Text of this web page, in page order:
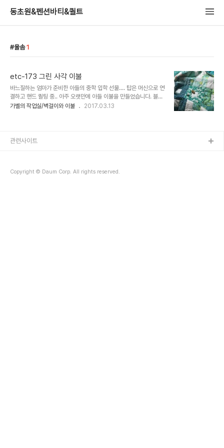
동초원&펜션바티&퀼트
울솜 1
etc-173 그린 사각 이불
바느질하는 엄마가 준비한 아들의 중학 입학 선물.... 탑은 머신으로 연
결하고 핸드 퀼팅 중.. 아주 오랫만에 아들 이불을 만들었습니다. 블럭
하나당 크기는 7.5인치입니다. 완성 크기는 186센티*167센티... 무
가벨의 작업실/벽걸이와 이불 2017.03.13
Copyright © Daum Corp. All rights reserved.
관련사이트